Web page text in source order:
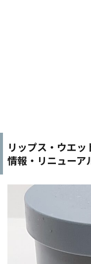
リップス・ウエ
情報・リニューア